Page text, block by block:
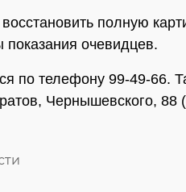
полную
очевидцев.
по телефону 99-49-66.
Чернышевского, 88